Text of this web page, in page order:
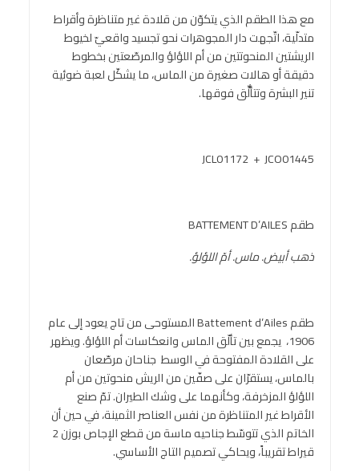
مع هذا الطقم الذي يتكوّن من قلادة غير متناظرة وأقراط
متدلّية، اتّجهت دار المجوهرات نحو تجسيد واقعيّ لخيوط
الريشتين المنحوتتين من أم اللؤلؤ والمرصّعتين بخطوط
دقيقة أو هالات صغيرة من الماس، ما يشكّل لعبة ضوئية
تنير البشرة وتتألٌّق فوقها.
JCL01172 + JCO01445
طقم BATTEMENT D’AILES
ذهب أبيض. ماس. أمّ اللؤلؤ.
طقم Battement d’Ailes المستوحى من تاج يعود إلى عام
1906، يجمع بين تألّق الماس وانعكاسات أم اللؤلؤ. ويظهر
على القلادة المفتوحة في الوسط جناحان مرصّعان
بالماس، يستقرّان على صفّين من الريش منحوتين من أم
اللؤلؤ المزخرفة، وكأنهما على وشك الطيران. تمّ صنع
الأقراط غير المتناظرة من نفس العناصر الثمينة، في حين أن
الخاتم الذي تتوسّط جناحيه ماسة من قطع الإجاص بوزن 2
قيراط تقريباً، ويحاكي تصميم التاج الأساسي.